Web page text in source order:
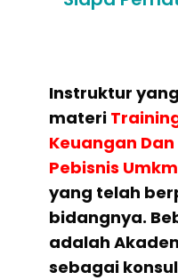
Instruktur
materi
Keuangan
Pebisnis Umkm
yang telah
bidangnya.
adalah
sebagai